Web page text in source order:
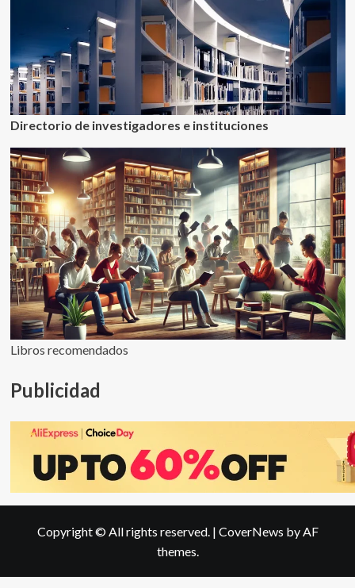
Directorio de investigadores e instituciones
Libros recomendados
Publicidad
Copyright © All rights reserved. | CoverNews by AF
themes.